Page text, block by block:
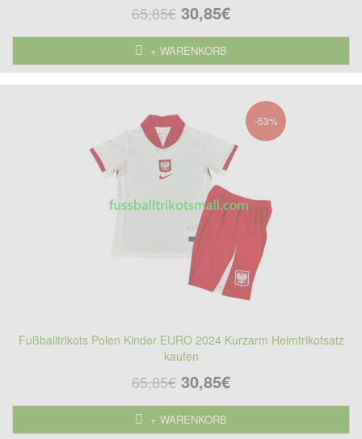
65,85€ 30,85€
+ WARENKORB
-53%
Fußballtrikots Polen Kinder EURO 2024 Kurzarm Heimtrikotsatz
kaufen
65,85€ 30,85€
+ WARENKORB